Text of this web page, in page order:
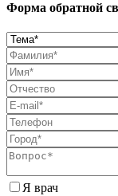
Форма обратной
Я врач